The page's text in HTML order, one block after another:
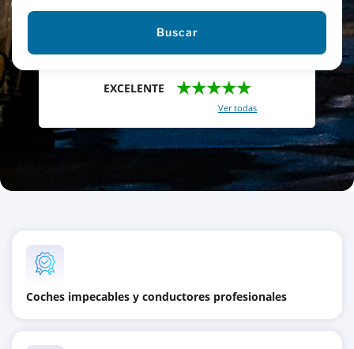
Buscar
EXCELENTE ★★★★★
Ver todas
Coches impecables y conductores profesionales